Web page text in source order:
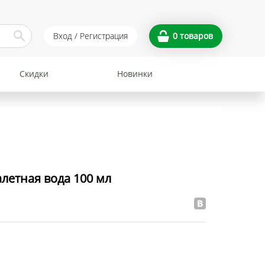
Вход / Регистрация 0 товаров
Скидки Новинки
вода 100 мл